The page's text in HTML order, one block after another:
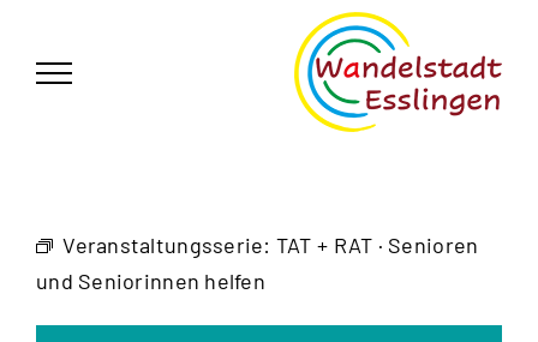
springen
Veranstaltungsserie: TAT + RAT · Senioren
und Seniorinnen helfen